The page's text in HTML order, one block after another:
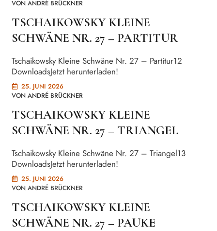
VON ANDRÉ BRÜCKNER
TSCHAIKOWSKY KLEINE
SCHWÄNE NR. 27 – PARTITUR
Tschaikowsky Kleine Schwäne Nr. 27 – Partitur12
DownloadsJetzt herunterladen!
25. JUNI 2026
VON ANDRÉ BRÜCKNER
TSCHAIKOWSKY KLEINE
SCHWÄNE NR. 27 – TRIANGEL
Tschaikowsky Kleine Schwäne Nr. 27 – Triangel13
DownloadsJetzt herunterladen!
25. JUNI 2026
VON ANDRÉ BRÜCKNER
TSCHAIKOWSKY KLEINE
SCHWÄNE NR. 27 – PAUKE